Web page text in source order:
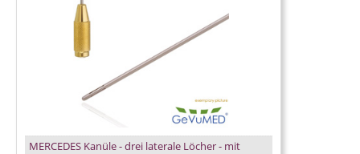
MERCEDES Kanüle - drei laterale Löcher - mit